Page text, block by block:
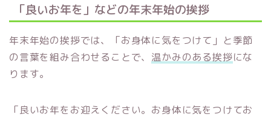
「良いお年を」などの年末年始の挨拶
年末年始の挨拶では、「お身体に気をつけて」と季節
の言葉を組み合わせることで、 温かみのある挨拶にな
ります。
「良いお年をお迎えください。お身体に気をつけてお